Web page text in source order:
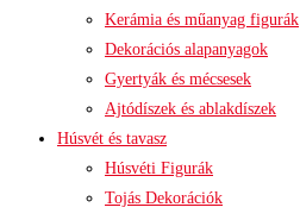
Kerámia és műanyag figurák
Dekorációs alapanyagok
Gyertyák és mécsesek
Ajtódíszek és ablakdíszek
Húsvét és tavasz
Húsvéti Figurák
Tojás Dekorációk